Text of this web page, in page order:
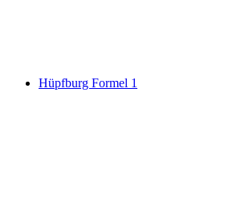
Hüpfburg Formel 1